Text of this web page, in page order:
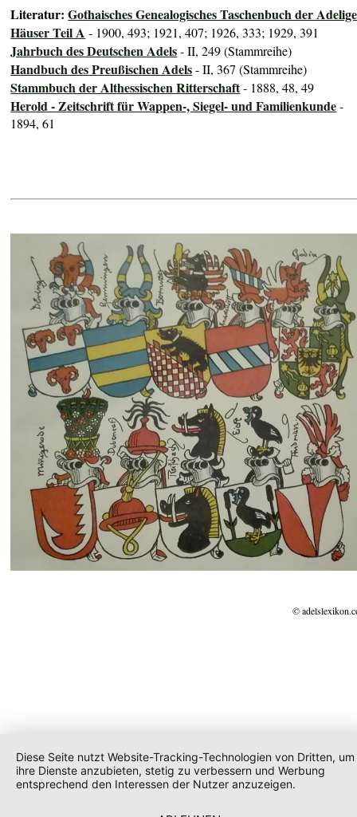
Literatur:Gothaisches Genealogisches Taschenbuch der
Häuser Teil A - 1900, 493; 1921, 407; 1926, 333; 1929, 391
Jahrbuch des Deutschen Adels- II, 249 (Stammreihe)
Handbuch des Preußischen Adels- II, 367 (Stammreihe)
Stammbuch der Althessischen Ritterschaft- 1888, 48, 49
Herold - Zeitschrift für Wappen-, Siegel- und Familienkunde-
1894, 61
©
Diese Seite nutzt Website-Tracking-Technologien von Dritten, um
ihre Dienste anzubieten, stetig zu verbessern und Werbung
entsprechend den Interessen der Nutzer anzuzeigen.